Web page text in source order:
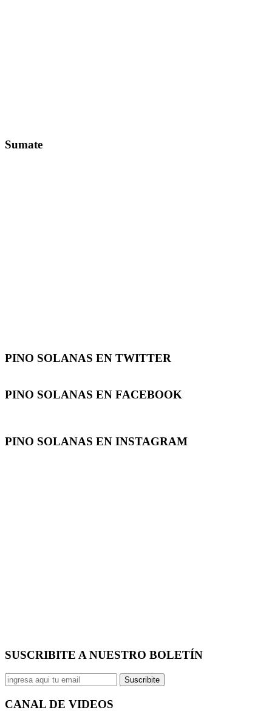
Sumate
PINO SOLANAS EN TWITTER
PINO SOLANAS EN FACEBOOK
PINO SOLANAS EN INSTAGRAM
SUSCRIBITE A NUESTRO BOLETÍN
Suscribite
CANAL DE VIDEOS